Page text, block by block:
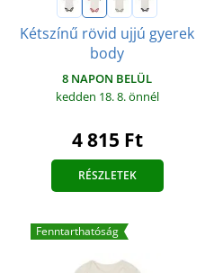
Kétszínű rövid ujjú gyerek
body
8 NAPON BELÜL
kedden 18. 8.önnél
4 815 Ft
RÉSZLETEK
Fenntarthatóság